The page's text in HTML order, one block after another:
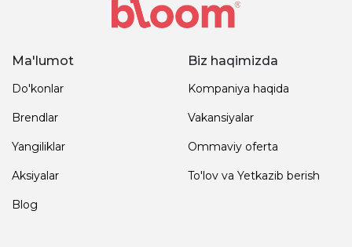
Ma'lumot
Do'konlar
Brendlar
Yangiliklar
Aksiyalar
Blog
Biz haqimizda
Kompaniya haqida
Vakansiyalar
Ommaviy oferta
To'lov va Yetkazib berish